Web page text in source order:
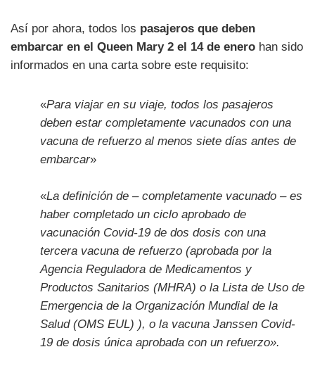
Así por ahora, todos los pasajeros que deben
embarcar en el Queen Mary 2 el 14 de enero han sido
informados en una carta sobre este requisito:
«Para viajar en su viaje, todos los pasajeros
deben estar completamente vacunados con una
vacuna de refuerzo al menos siete días antes de
embarcar»
«La definición de – completamente vacunado – es
haber completado un ciclo aprobado de
vacunación Covid-19 de dos dosis con una
tercera vacuna de refuerzo (aprobada por la
Agencia Reguladora de Medicamentos y
Productos Sanitarios (MHRA) o la Lista de Uso de
Emergencia de la Organización Mundial de la
Salud (OMS EUL) ), o la vacuna Janssen Covid-
19 de dosis única aprobada con un refuerzo».